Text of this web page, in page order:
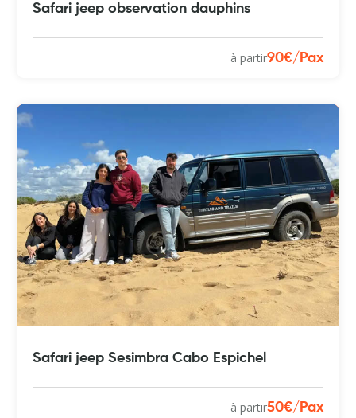
Safari jeep observation dauphins
à partir90€/Pax
Safari jeep Sesimbra Cabo Espichel
à partir50€/Pax